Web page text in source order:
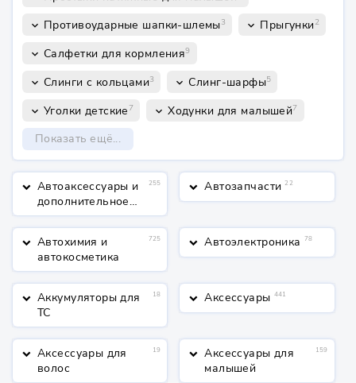
keyboard_arrow_down Противоударные шапки-шлемы 3 keyboard_arrow_down Прыгунки 2
keyboard_arrow_down Салфетки для кормления9
keyboard_arrow_down Слинги с кольцами3 keyboard_arrow_down Слинг-шарфы5
keyboard_arrow_down Уголки детские 7 keyboard_arrow_down Ходунки для малышей7
Показать ещё...
keyboard_arrow_down Автоаксессуары и
дополнительное
оборудование
255 keyboard_arrow_down Автозапчасти 22
keyboard_arrow_down Автохимия и
автокосметика
725 keyboard_arrow_down Автоэлектроника 78
keyboard_arrow_down Аккумуляторы для
ТС
18 keyboard_arrow_down Аксессуары 441
keyboard_arrow_down Аксессуары для
волос
19 keyboard_arrow_down Аксессуары для
малышей
159